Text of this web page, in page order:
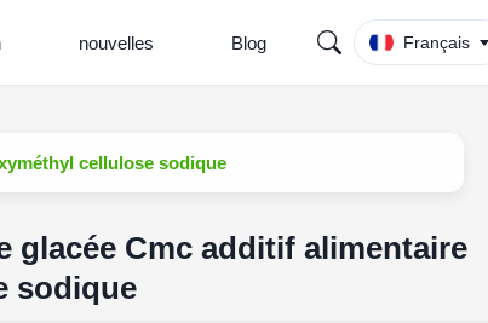
nouvelles Blog Français
cellulose sodique
glacée Cmc additif alimentaire
sodique